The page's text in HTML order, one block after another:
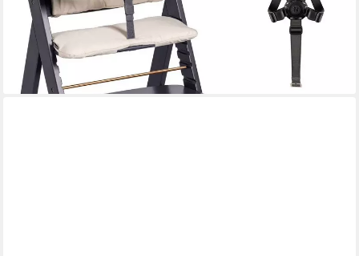
-21%
lieferbar - in 2-4 Werktagen bei dir